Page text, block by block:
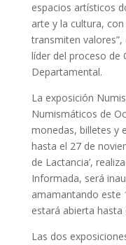
espacios artísticos
arte y la cultura,
transmiten valores”,
líder del proceso de
Departamental.
La exposición
Numismáticos de
monedas, billetes y
hasta el 27 de
de Lactancia’,
Informada, será
amamantando este
estará abierta hasta
Las dos